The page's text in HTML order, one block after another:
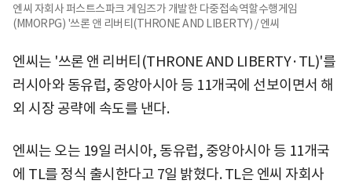
엔씨 자회사 퍼스트스파크 게임즈가 개발한 다중접속역할수행게임
(MMORPG) '쓰론 앤 리버티(THRONE AND LIBERTY) / 엔씨
엔씨는 '쓰론 앤 리버티(THRONE AND LIBERTY·TL)'를
러시아와 동유럽, 중앙아시아 등 11개국에 선보이면서 해
외 시장 공략에 속도를 낸다.
엔씨는 오는 19일 러시아, 동유럽, 중앙아시아 등 11개국
에 TL를 정식 출시한다고 7일 밝혔다. TL은 엔씨 자회사